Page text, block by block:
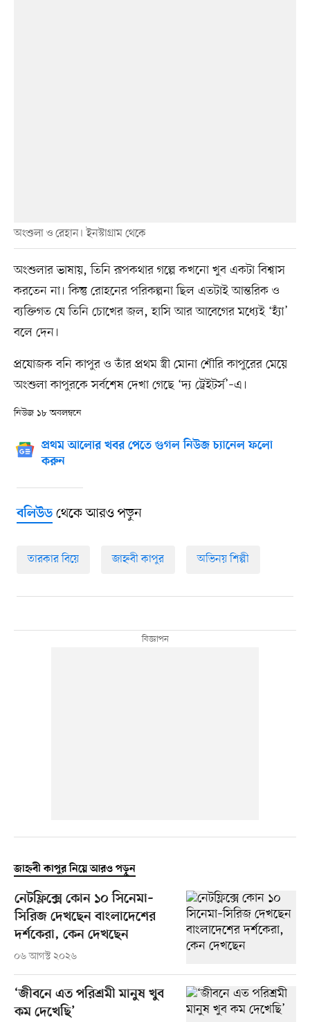
অংশুলা ও রেহান। ইনস্টাগ্রাম থেকে
অংশুলার ভাষায়, তিনি রূপকথার গল্পে কখনো খুব একটা বিশ্বাস
করতেন না। কিন্তু রোহনের পরিকল্পনা ছিল এতটাই আন্তরিক ও
ব্যক্তিগত যে তিনি চোখের জল, হাসি আর আবেগের মধ্যেই ‘হ্যাঁ’
বলে দেন।
প্রযোজক বনি কাপুর ও তাঁর প্রথম স্ত্রী মোনা শৌরি কাপুরের মেয়ে
অংশুলা কাপুরকে সর্বশেষ দেখা গেছে ‘দ্য ট্রেইটর্স’–এ।
নিউজ ১৮ অবলম্বনে
প্রথম আলোর খবর পেতে গুগল নিউজ চ্যানেল ফলো
করুন
বলিউডথেকে আরও পড়ুন
তারকার বিয়ে জাহ্নবী কাপুর অভিনয় শিল্পী
জাহ্নবী কাপুর নিয়ে আরও পড়ুন
নেটফ্লিক্সে কোন ১০ সিনেমা–
সিরিজ দেখছেন বাংলাদেশের
দর্শকেরা, কেন দেখছেন
০৬ আগস্ট ২০২৬
‘জীবনে এত পরিশ্রমী মানুষ খুব
কম দেখেছি’